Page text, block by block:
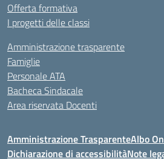
Offerta formativa
I progetti delle classi
Amministrazione trasparente
Famiglie
Personale ATA
Bacheca Sindacale
Area riservata Docenti
Amministrazione TrasparenteAlbo
Dichiarazione di accessibilitàNote